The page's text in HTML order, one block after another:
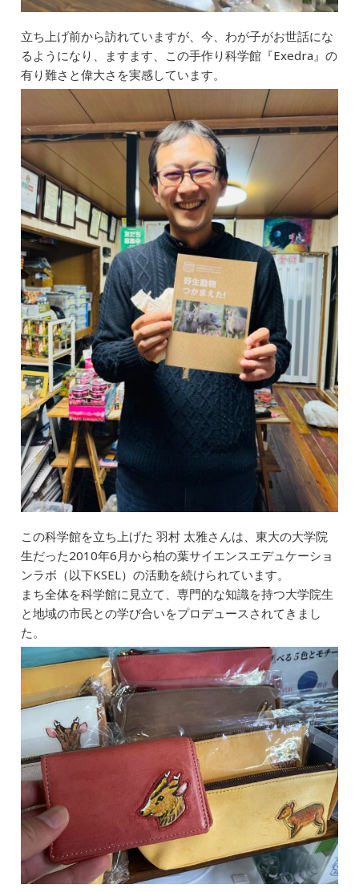
立ち上げ前から訪れていますが、今、わが子がお世話にな
るようになり、ますます、この手作り科学館『Exedra』の
有り難さと偉大さを実感しています。
この科学館を立ち上げた 羽村 太雅さんは、東大の大学院
生だった2010年6月から柏の葉サイエンスエデュケーショ
ンラボ（以下KSEL）の活動を続けられています。
まち全体を科学館に見立て、専門的な知識を持つ大学院生
と地域の市民との学び合いをプロデュースされてきまし
た。